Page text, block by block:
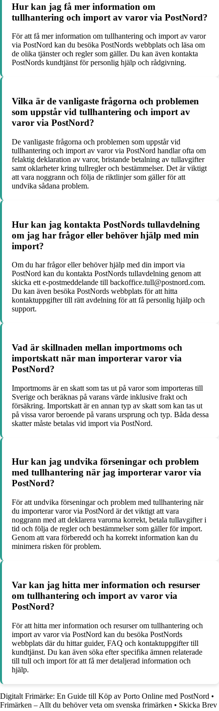
Hur kan jag få mer information om
tullhantering och import av varor via PostNord?
För att få mer information om tullhantering och import av varor
via PostNord kan du besöka PostNords webbplats och läsa om
de olika tjänster och regler som gäller. Du kan även kontakta
PostNords kundtjänst för personlig hjälp och rådgivning.
Vilka är de vanligaste frågorna och problemen
som uppstår vid tullhantering och import av
varor via PostNord?
De vanligaste frågorna och problemen som uppstår vid
tullhantering och import av varor via PostNord handlar ofta om
felaktig deklaration av varor, bristande betalning av tullavgifter
samt oklarheter kring tullregler och bestämmelser. Det är viktigt
att vara noggrann och följa de riktlinjer som gäller för att
undvika sådana problem.
Hur kan jag kontakta PostNords tullavdelning
om jag har frågor eller behöver hjälp med min
import?
Om du har frågor eller behöver hjälp med din import via
PostNord kan du kontakta PostNords tullavdelning genom att
skicka ett e-postmeddelande till backoffice.tull@postnord.com.
Du kan även besöka PostNords webbplats för att hitta
kontaktuppgifter till rätt avdelning för att få personlig hjälp och
support.
Vad är skillnaden mellan importmoms och
importskatt när man importerar varor via
PostNord?
Importmoms är en skatt som tas ut på varor som importeras till
Sverige och beräknas på varans värde inklusive frakt och
försäkring. Importskatt är en annan typ av skatt som kan tas ut
på vissa varor beroende på varans ursprung och typ. Båda dessa
skatter måste betalas vid import via PostNord.
Hur kan jag undvika förseningar och problem
med tullhantering när jag importerar varor via
PostNord?
För att undvika förseningar och problem med tullhantering när
du importerar varor via PostNord är det viktigt att vara
noggrann med att deklarera varorna korrekt, betala tullavgifter i
tid och följa de regler och bestämmelser som gäller för import.
Genom att vara förberedd och ha korrekt information kan du
minimera risken för problem.
Var kan jag hitta mer information och resurser
om tullhantering och import av varor via
PostNord?
För att hitta mer information och resurser om tullhantering och
import av varor via PostNord kan du besöka PostNords
webbplats där du hittar guider, FAQ och kontaktuppgifter till
kundtjänst. Du kan även söka efter specifika ämnen relaterade
till tull och import för att få mer detaljerad information och
hjälp.
Digitalt Frimärke: En Guide till Köp av Porto Online med PostNord •
Frimärken – Allt du behöver veta om svenska frimärken • Skicka Brev